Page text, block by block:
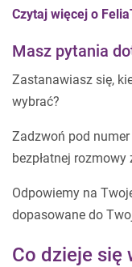
Czytaj więcej o
Masz pytania
Zastanawiasz się,
wybrać?
Zadzwoń pod numer
bezpłatnej
Odpowiemy na
dopasowane do
Co dzieje się